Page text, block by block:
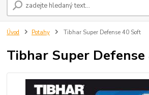
Úvod Potahy Tibhar Super Defense 40 Soft
Tibhar Super